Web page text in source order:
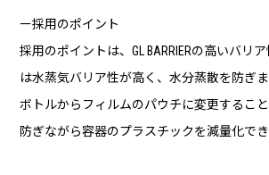
ー採用のポイント
採用のポイントは、GL BARRIERの高いバリア
は水蒸気バリア性が高く、水分蒸散を防ぎ
ボトルからフィルムのパウチに変更するこ
防ぎながら容器のプラスチックを減量化でき